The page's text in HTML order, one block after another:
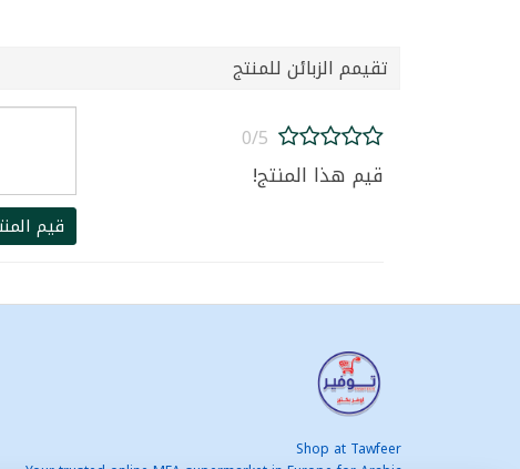
تقيمم الزبائن للمنتج
0/5
قيم هذا المنتج!
قيم
Shop at Tawfeer